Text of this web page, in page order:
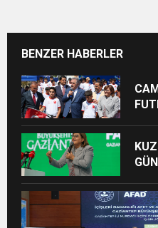
BENZER HABERLER